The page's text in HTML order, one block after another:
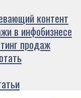
контент
в инфобизнесе
продаж